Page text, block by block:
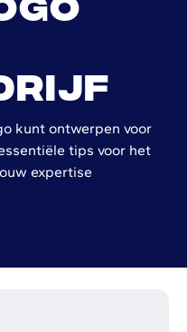
kunt ontwerpen voor
tips voor het
expertise